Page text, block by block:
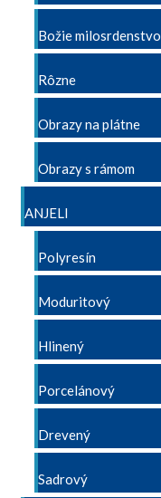
Božie milosrdenstvo
Rôzne
Obrazy na plátne
Obrazy s rámom
ANJELI
Polyresín
Moduritový
Hlinený
Porcelánový
Drevený
Sadrový